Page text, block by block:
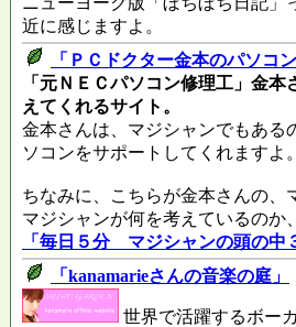
近に感じますよ。
「ＰＣドクター金本のパソコ
「元ＮＥＣパソコン修理工」金
えてくれるサイト。
金本さんは、マジシャンでもある
ソコンをサポートしてくれますよ
ちなみに、こちらが金本さんの、
マジシャンが何を考えているのか
「毎日５分 マジシャンの頭の中
「kanamarieさんの音楽の庭」
世界で活躍するボー